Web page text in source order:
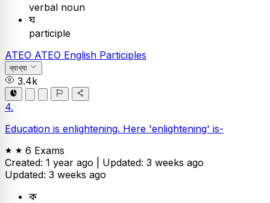
verbal noun
ঘ
participle
ATEO ATEO English Participles
ব্যাখ্যা
3.4k
4.
Education is enlightening. Here 'enlightening' is-
6 Exams
Created: 1 year ago | Updated: 3 weeks ago
Updated: 3 weeks ago
ক